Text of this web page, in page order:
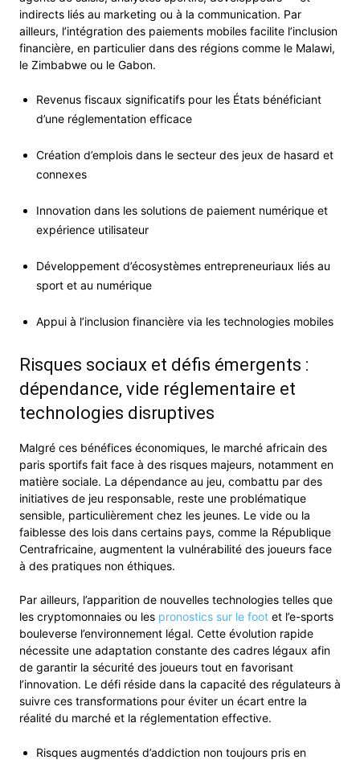
indirects liés au marketing ou à la communication. Par
ailleurs, l’intégration des paiements mobiles facilite l’inclusion
financière, en particulier dans des régions comme le Malawi,
le Zimbabwe ou le Gabon.
Revenus fiscaux significatifs pour les États bénéficiant
d’une réglementation efficace
Création d’emplois dans le secteur des jeux de hasard et
connexes
Innovation dans les solutions de paiement numérique et
expérience utilisateur
Développement d’écosystèmes entrepreneuriaux liés au
sport et au numérique
Appui à l’inclusion financière via les technologies mobiles
Risques sociaux et défis émergents :
dépendance, vide réglementaire et
technologies disruptives
Malgré ces bénéfices économiques, le marché africain des
paris sportifs fait face à des risques majeurs, notamment en
matière sociale. La dépendance au jeu, combattu par des
initiatives de jeu responsable, reste une problématique
sensible, particulièrement chez les jeunes. Le vide ou la
faiblesse des lois dans certains pays, comme la République
Centrafricaine, augmentent la vulnérabilité des joueurs face
à des pratiques non éthiques.
Par ailleurs, l’apparition de nouvelles technologies telles que
les cryptomonnaies ou les pronostics sur le foot et l’e-sports
bouleverse l’environnement légal. Cette évolution rapide
nécessite une adaptation constante des cadres légaux afin
de garantir la sécurité des joueurs tout en favorisant
l’innovation. Le défi réside dans la capacité des régulateurs à
suivre ces transformations pour éviter un écart entre la
réalité du marché et la réglementation effective.
Risques augmentés d’addiction non toujours pris en